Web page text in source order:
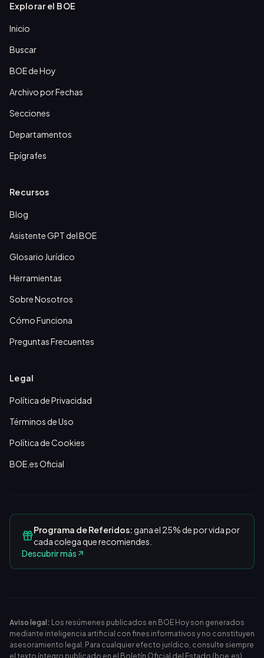
Explorar el BOE
Inicio
Buscar
BOE de Hoy
Archivo por Fechas
Secciones
Departamentos
Epígrafes
Recursos
Blog
Asistente GPT del BOE
Glosario Jurídico
Herramientas
Sobre Nosotros
Cómo Funciona
Preguntas Frecuentes
Legal
Política de Privacidad
Términos de Uso
Política de Cookies
BOE.es Oficial
Programa de Referidos:gana el 25% de por vida por
cada colega que recomiendes.
Descubrir más
Aviso legal: Los resúmenes publicados en BOE Hoy son generados
mediante inteligencia artificial con fines informativos y no constituyen
asesoramiento legal. Para cualquier efecto jurídico, consulte siempre
el texto íntegro publicado en el Boletín Oficial del Estado (boe.es)